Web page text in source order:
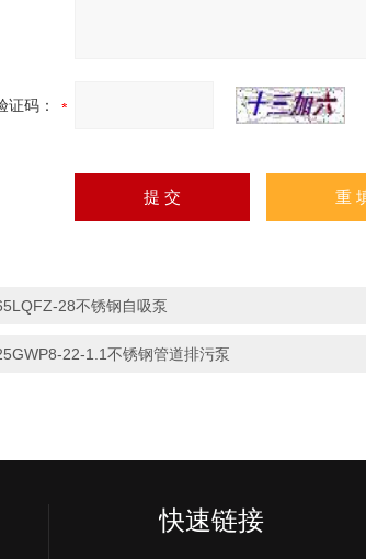
证码：
28不锈钢自吸泵
22-1.1不锈钢管道排污泵
快速链接